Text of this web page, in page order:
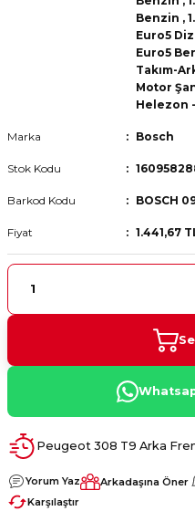
ve Kalorifer Hortumu -
- Volan - Vites Kolu+Teli
- Turbo Borusu - Egr - Hava
Şamandıra - Yakıt Hortumu
Takım- Aks - Fren - Direksiyon
Takozu - Amortisör -
ve Kalorifer Hortumu -
- Volan - Vites Kolu+Teli
Şamandıra - Yakıt Hortumu
ve Kalorifer Hortumu -
- Volan - Vites Kolu+Teli
- Turbo Borusu - Egr - Hava
Şamandıra - Yakıt Hortumu
ve Kalorifer Hortumu -
- Volan - Vites Kolu+Teli
- Turbo Borusu - Egr - Hava
Şamandıra - Yakıt Hortumu
Benzin ,
Euro5
Euro5
Takım-
Motor
Helezon
Marka Bosch
Stok Kodu
Barkod Kodu BOSCH
Fiyat 1.441,67
Peugeot 308 T9 Arka
Yorum Yaz Arkadaşına Öner
Karşılaştır